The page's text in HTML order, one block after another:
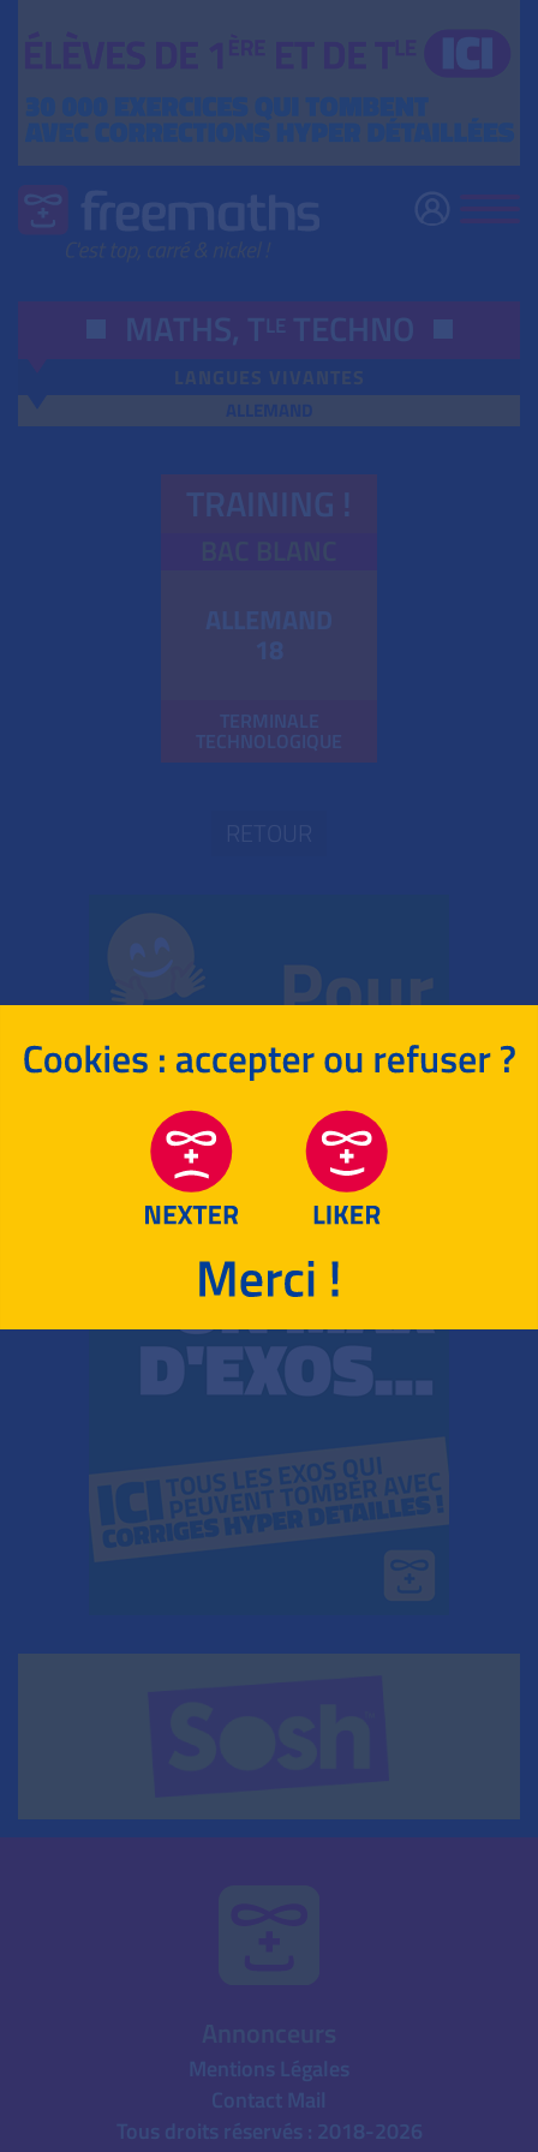
MATHS, TLE TECHNO
TRAINING !
ALLEMAND
18
TERMINALE
TECHNOLOGIQUE
Mentions Légales
Contact Mail
Tous droits réservés : 2018-2026